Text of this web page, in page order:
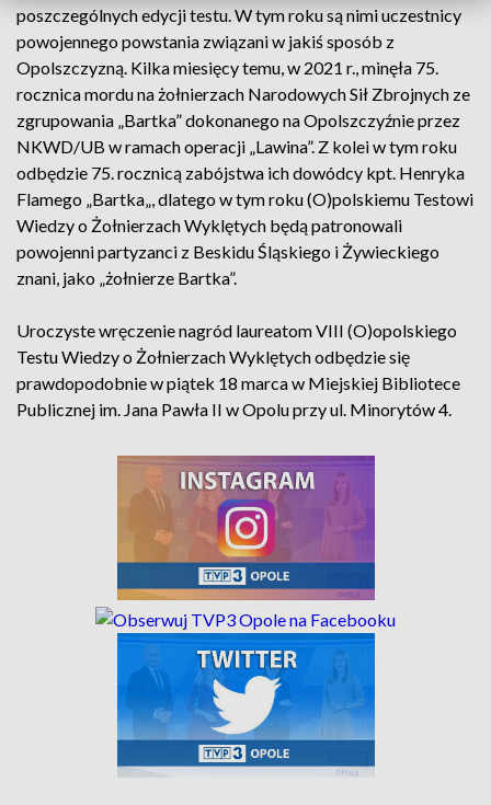
poszczególnych edycji testu. W tym roku są nimi uczestnicy
powojennego powstania związani w jakiś sposób z
Opolszczyzną. Kilka miesięcy temu, w 2021 r., minęła 75.
rocznica mordu na żołnierzach Narodowych Sił Zbrojnych ze
zgrupowania „Bartka” dokonanego na Opolszczyźnie przez
NKWD/UB w ramach operacji „Lawina”. Z kolei w tym roku
odbędzie 75. rocznicą zabójstwa ich dowódcy kpt. Henryka
Flamego „Bartka„, dlatego w tym roku (O)polskiemu Testowi
Wiedzy o Żołnierzach Wyklętych będą patronowali
powojenni partyzanci z Beskidu Śląskiego i Żywieckiego
znani, jako „żołnierze Bartka”.
Uroczyste wręczenie nagród laureatom VIII (O)opolskiego
Testu Wiedzy o Żołnierzach Wyklętych odbędzie się
prawdopodobnie w piątek 18 marca w Miejskiej Bibliotece
Publicznej im. Jana Pawła II w Opolu przy ul. Minorytów 4.